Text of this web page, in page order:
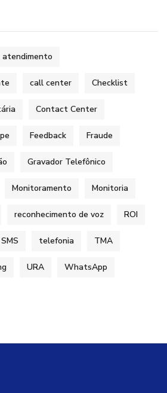
atendimento
call center Checklist
Contact Center
Feedback Fraude
Gravador Telefônico
Monitoramento Monitoria
reconhecimento de voz ROI
SMS telefonia TMA
URA WhatsApp